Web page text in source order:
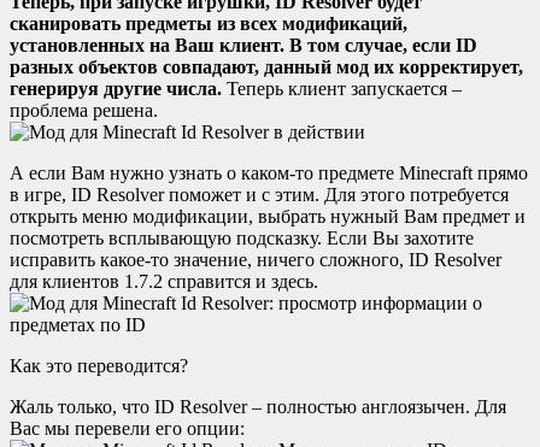
сканировать предметы из всех модификаций,
установленных на Ваш клиент. В том случае, если ID
разных объектов совпадают, данный мод их корректирует,
генерируя другие числа. Теперь клиент запускается –
проблема решена.
А если Вам нужно узнать о каком-то предмете Minecraft прямо
в игре, ID Resolver поможет и с этим. Для этого потребуется
открыть меню модификации, выбрать нужный Вам предмет и
посмотреть всплывающую подсказку. Если Вы захотите
исправить какое-то значение, ничего сложного, ID Resolver
для клиентов 1.7.2 справится и здесь.
Как это переводится?
Жаль только, что ID Resolver – полностью англоязычен. Для
Вас мы перевели его опции: